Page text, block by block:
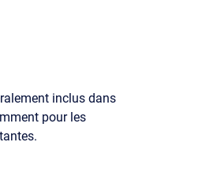
inclus dans
pour les